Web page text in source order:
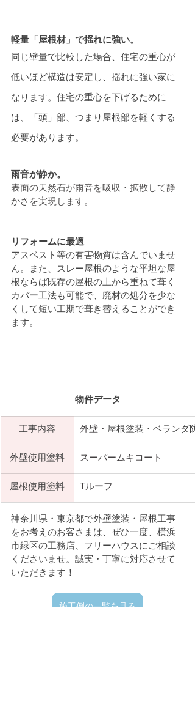
軽量「屋根材」で揺れに強い。
同じ壁量で比較した場合、住宅の重心が
低いほど構造は安定し、揺れに強い家に
なります。住宅の重心を下げるために
は、「頭」部、つまり屋根部を軽くする
必要があります。
雨音が静か。
表面の天然石が雨音を吸収・拡散して静
かさを実現します。
リフォームに最適
アスベスト等の有害物質は含んでいませ
ん。また、スレー屋根のような平坦な屋
根ならば既存の屋根の上から重ねて葺く
カバー工法も可能で、廃材の処分を少な
くして短い工期で葺き替えることができ
ます。
物件データ
​工事内容 外壁・ 屋根塗装・ベランダ
外壁​使用塗料 スーパームキコート
屋根使用塗料 Tルーフ
神奈川県・東京都で外壁塗装・屋根工事
をお考えのお客さまは、ぜひ一度、横浜
市緑区の工務店、フリーハウスにご相談
くださいませ。誠実・丁寧に対応させて
いただきます！
施工例の一覧を見る